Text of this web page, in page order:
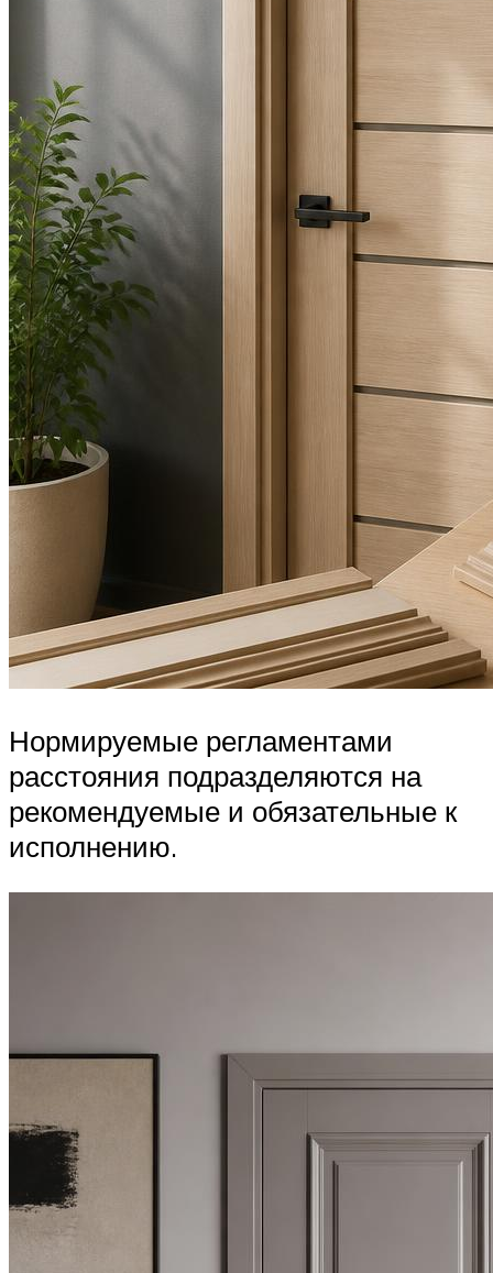
Нормируемые регламентами
расстояния подразделяются на
рекомендуемые и обязательные к
исполнению.